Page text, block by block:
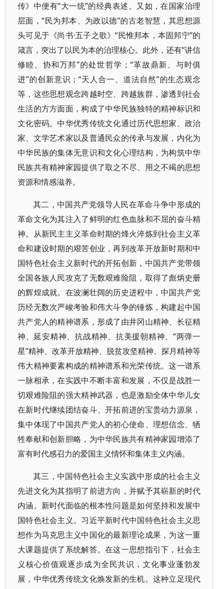
传》中便有“大一统”的经典表述。又如，在国家治理
层面，“民为邦本、为政以德”的古老智慧，其思想源
头可见于《尚书·五子之歌》“民惟邦本，本固邦宁”的
箴言，突出了以民为本的治理核心。此外，还有“讲信
修睦、协和万邦”的处世哲学；“革故鼎新、与时俱
进”的创新意识；“天人合一、道法自然”的生态观念
等，这些思想观念跨越时空、跨越族群，渗透到社会
生活的方方面面，构成了中华民族独特的精神标识和
文化密码。中华优秀传统文化通过历代思想家、政治
家、文学艺术家以及普通民众的传承与发展，内化为
中华民族的集体无意识和文化心理结构，为构筑中华
民族共有精神家园提供了取之不尽、用之不竭的思想
资源和情感滋养。
其二，中国共产党领导人民在革命斗争中形成的
革命文化为其注入了鲜明的红色血脉和不屈的奋斗精
神。从新民主主义革命时期的烽火淬炼到社会主义革
命和建设时期的艰苦创业，再到改革开放新时期和中
国特色社会主义新时代的开拓创新，中国共产党带领
全国各族人民攻克了无数艰难险阻，取得了彪炳史册
的辉煌成就。在波澜壮阔的历史进程中，中国共产党
历经无数次严峻考验和伟大斗争的锤炼，构建起中国
共产党人的精神谱系，形成了由井冈山精神、长征精
神、延安精神、抗战精神、抗美援朝精神、“两弹一
星”精神、改革开放精神、脱贫攻坚精神、探月精神等
伟大精神要素构成的精神谱系和光荣传统。这一谱系
一脉相承，在实践中不断丰富和发展，不仅是战胜一
切艰难险阻的强大精神武器，也是激励全体中华儿女
在新时代继续团结奋斗、开拓前进的宝贵动力源泉，
集中体现了中国共产党人的初心使命、理想信念、牺
牲奉献和创新胆略，为中华民族共有精神家园增添了
富有时代感召力的爱国主义情怀和集体主义内涵。
其三，中国特色社会主义实践中形成的社会主义
先进文化为其指明了前进方向，并赋予其崭新的时代
内涵。新时代面临的根本性问题是如何坚持和发展中
国特色社会主义。习近平新时代中国特色社会主义思
想作为马克思主义中国化的最新理论成果，为这一重
大课题提供了系统解答。在这一思想指引下，社会主
义核心价值观逐步成为全民共识，文化事业蓬勃发
展，中华优秀传统文化焕发新的生机。这种立足现代